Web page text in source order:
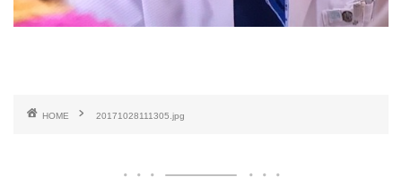
HOME 20171028111305.jpg